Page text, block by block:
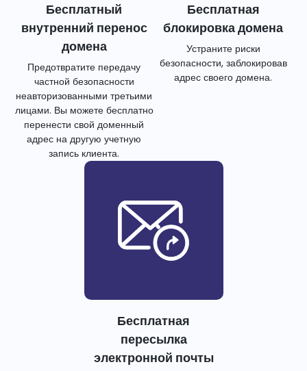
Бесплатный
внутренний перенос
домена
Предотвратите передачу
частной безопасности
неавторизованными третьими
лицами. Вы можете бесплатно
перенести свой доменный
адрес на другую учетную
запись клиента.
Бесплатная
блокировка домена
Устраните риски
безопасности, заблокировав
адрес своего домена.
Бесплатная
пересылка
электронной почты